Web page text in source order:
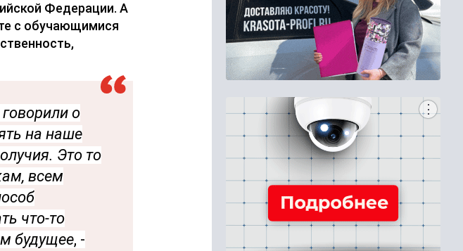
Федерации. А
с обучающимися
о
на наше
Это то
всем
что-то
будущее, -